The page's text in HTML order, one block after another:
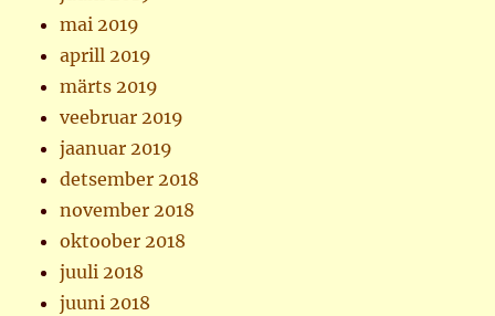
mai 2019
aprill 2019
märts 2019
veebruar 2019
jaanuar 2019
detsember 2018
november 2018
oktoober 2018
juuli 2018
juuni 2018